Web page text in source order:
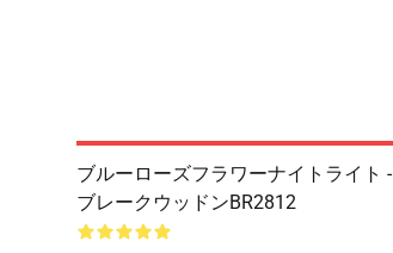
ブルーローズフラワーナイトライト -
ブレークウッドンBR2812